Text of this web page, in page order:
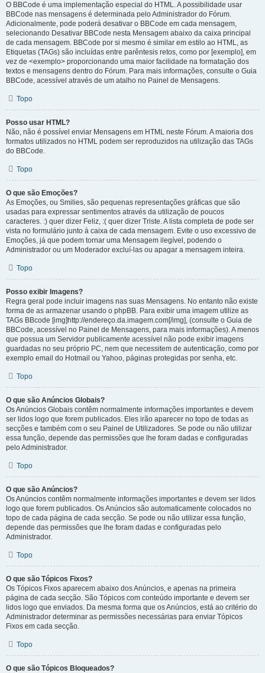
O BBCode é uma implementação especial do HTML. A possibilidade usar
BBCode nas mensagens é determinada pelo Administrador do Fórum.
Adicionalmente, pode poderá desativar o BBCode em cada mensagem,
selecionando Desativar BBCode nesta Mensagem abaixo da caixa principal
de cada mensagem. BBCode por si mesmo é similar em estilo ao HTML, as
Etiquetas (TAGs) são incluídas entre parêntesis retos, como por [exemplo], em
vez de <exemplo> proporcionando uma maior facilidade na formatação dos
textos e mensagens dentro do Fórum. Para mais informações, consulte o Guia
BBCode, acessível através de um atalho no Painel de Mensagens.
Topo
Posso usar HTML?
Não, não é possível enviar Mensagens em HTML neste Fórum. A maioria dos
formatos utilizados no HTML podem ser reproduzidos na utilização das TAGs
do BBCode.
Topo
O que são Emoções?
As Emoções, ou Smilies, são pequenas representações gráficas que são
usadas para expressar sentimentos através da utilização de poucos
caracteres. :) quer dizer Feliz, :( quer dizer Triste. A lista completa de pode ser
vista no formulário junto à caixa de cada mensagem. Evite o uso excessivo de
Emoções, já que podem tornar uma Mensagem ilegível, podendo o
Administrador ou um Moderador excluí-las ou apagar a mensagem inteira.
Topo
Posso exibir Imagens?
Regra geral pode incluir imagens nas suas Mensagens. No entanto não existe
forma de as armazenar usando o phpBB. Para exibir uma imagem utilize as
TAGs BBcode [img]http://endereço.da.imagem.com[/img], (consulte o Guia de
BBCode, acessível no Painel de Mensagens, para mais informações). A menos
que possua um Servidor publicamente acessível não pode exibir imagens
guardadas no seu próprio PC, nem que necessitem de autenticação, como por
exemplo email do Hotmail ou Yahoo, páginas protegidas por senha, etc.
Topo
O que são Anúncios Globais?
Os Anúncios Globais contêm normalmente informações importantes e devem
ser lidos logo que forem publicados. Eles irão aparecer no topo de todas as
secções e também com o seu Painel de Utilizadores. Se pode ou não utilizar
essa função, depende das permissões que lhe foram dadas e configuradas
pelo Administrador.
Topo
O que são Anúncios?
Os Anúncios contêm normalmente informações importantes e devem ser lidos
logo que forem publicados. Os Anúncios são automaticamente colocados no
topo de cada página de cada secção. Se pode ou não utilizar essa função,
depende das permissões que lhe foram dadas e configuradas pelo
Administrador.
Topo
O que são Tópicos Fixos?
Os Tópicos Fixos aparecem abaixo dos Anúncios, e apenas na primeira
página de cada secção. São Tópicos com conteúdo importante e devem ser
lidos logo que enviados. Da mesma forma que os Anúncios, está ao critério do
Administrador determinar as permissões necessárias para enviar Tópicos
Fixos em cada secção.
Topo
O que são Tópicos Bloqueados?